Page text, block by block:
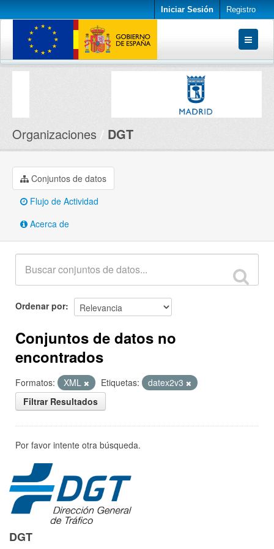
Iniciar Sesión Registro
Conjuntos de datos
Organizaciones DGT
Conjuntos de datos
Flujo de Actividad
Acerca de
Ordenar por
Conjuntos de datos no
encontrados
Formatos: XML Etiquetas:
datex2v3
Filtrar Resultados
Por favor intente otra búsqueda.
DGT